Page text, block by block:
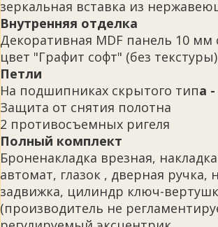
зеркальная вставка из
Внутренняя отделка
Декоративная MDF панель 10 мм
цвет "Графит софт" (без текстуры)
Петли
На подшипниках скрытого типа
Защита от снятия полотна
2 противосъемных ригеля
Полный комплект
Броненакладка врезная,
автомат, глазок , дверная ручка,
задвижка, цилиндр ключ-
(производитель не